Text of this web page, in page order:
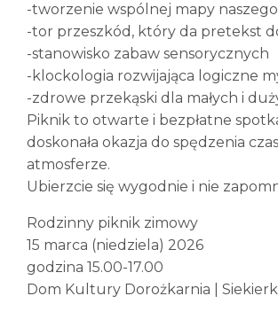
-tworzenie wspólnej mapy
-tor przeszkód, który da pretekst
-stanowisko zabaw sensorycznych
-klockologia rozwijająca logiczne
-zdrowe przekąski dla małych i
Piknik to otwarte i bezpłatne
doskonała okazja do spędzenia
atmosferze.
Ubierzcie się wygodnie i nie
Rodzinny piknik zimowy
15 marca (niedziela) 2026
godzina 15.00-17.00
Dom Kultury Dorożkarnia |